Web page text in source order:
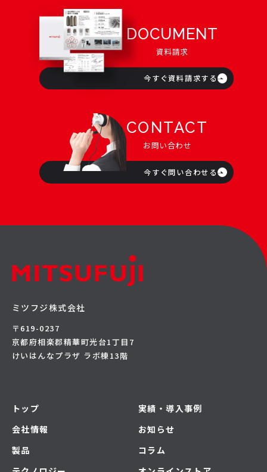
DOCUMENT
資料請求
今すぐ資料請求する
CONTACT
お問い合わせ
今すぐ問い合わせる
ミツフジ株式会社
〒619-0237
京都府相楽郡精華町光台1丁目7
けいはんなプラザ ラボ棟13階
トップ
会社情報
製品
実績・導入事例
お知らせ
コラム